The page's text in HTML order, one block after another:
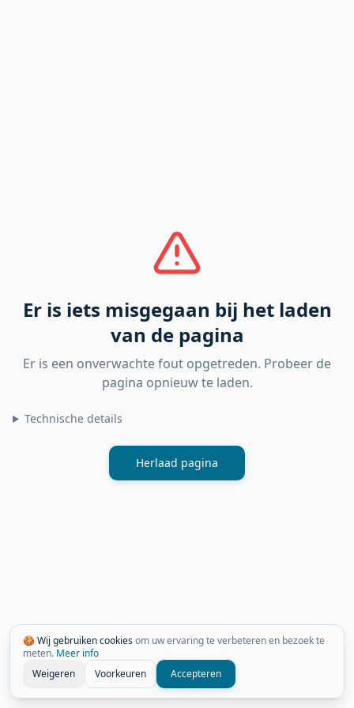
🍪 Wij gebruiken cookiesom uw ervaring te verbeteren en bezoek te
meten. Meer info
Weigeren
Voorkeuren Accepteren
Er is iets misgegaan bij het laden
van de pagina
Er is een onverwachte fout opgetreden. Probeer de
pagina opnieuw te laden.
Technische details
Herlaad pagina